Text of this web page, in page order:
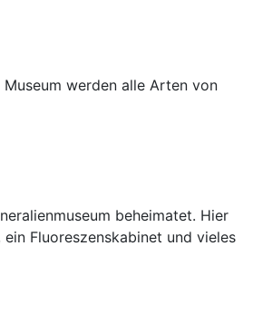
werden alle Arten von
beheimatet. Hier
Fluoreszenskabinet und vieles